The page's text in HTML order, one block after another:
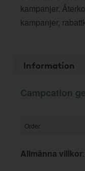
kampanjer.
kampanjer,
Information
Campcation
Order
Allmänna villkor: